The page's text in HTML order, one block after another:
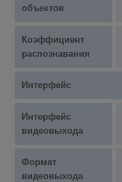
объектов
Коэффициент
распознавания
Интерфейс
Интерфейс
видеовыхода
Формат
видеовыхода